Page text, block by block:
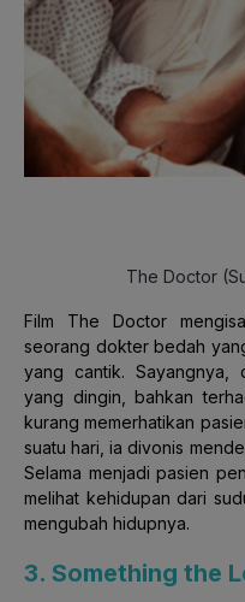
The Doctor
Film The Doctor
seorang dokter bedah
yang cantik.
yang dingin, bahkan
kurang memerhatikan
suatu hari, ia divonis
Selama menjadi pasien
melihat kehidupan dari
mengubah hidupnya.
3. Something the